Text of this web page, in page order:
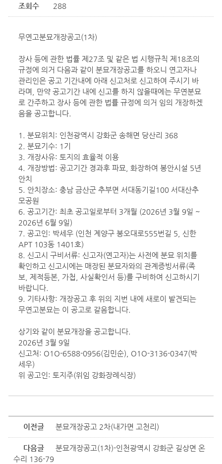
조회수
288
무연고분묘개장공고(1차)
장사 등에 관한 법률 제27조 및 같은 법 시행규칙 제18조의
규정에 의거 다음과 같이 분묘개장공고를 하오니 연고자나
관리인은 공고 기간내에 아래 신고처로 신고하여 주시기 바
라며, 만약 공고기간 내에 신고를 하지 않을때에는 무연분묘
로 간주하고 장사 등에 관한 법률 규정에 의거 임의 개장하겠
음을 공고합니다.
1. 분묘위치: 인천광역시 강화군 송해면 당산리 368
2. 분묘기수: 1기
3. 개장사유: 토지의 효율적 이용
4. 개장방법: 공고기간 경과후 파묘, 화장하여 봉안시설 5년
안치
5. 안치장소: 충남 금산군 추부면 서대동기길100 서대산추
모공원
6. 공고기간: 최초 공고일로부터 3개월 (2026년 3월 9일 ~
2026년 6월 9일)
7. 공고인: 박세우 (인천 계양구 봉오대로555번길 5, 신한
APT 103동 1401호)
8. 신고시 구비서류: 신고자(연고자)는 사전에 분묘 위치를
확인하고 신고시에는 매장된 분묘자와의 관계증빙서류(족
보, 제적등본, 가첩, 사실확인서 등)를 구비하여 신고하시기
바랍니다.
9. 기타사항: 개장공고 후 위의 지번 내에 새로이 발견되는
무연고분묘는 이 공고로 갈음합니다.
상기와 같이 분묘개장을 공고합니다.
2026년 3월 9일
신고처: O1O-6588-0956(김민순), O1O-3136-0347(박
세우)
위 공고인: 토지주(위임 강화장례식장)
이전글 분묘개장공고 2차(내가면 고천리)
다음글
분묘개장공고(1차)-인천광역시 강화군 길상면 온
수리 136-79